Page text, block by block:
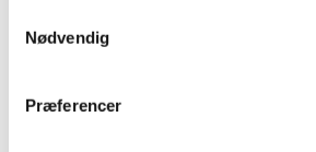
Nødvendig
Præferencer
TID